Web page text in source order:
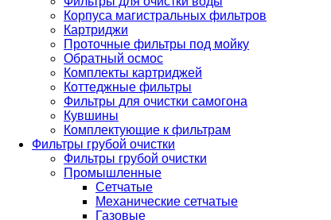
Корпуса магистральных фильтров
Картриджи
Проточные фильтры под мойку
Обратный осмос
Комплекты картриджей
Коттеджные фильтры
Фильтры для очистки самогона
Кувшины
Комплектующие к фильтрам
Фильтры грубой очистки
Фильтры грубой очистки
Промышленные
Сетчатые
Механические сетчатые
Газовые